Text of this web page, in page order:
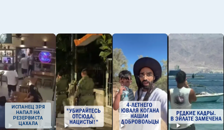
ИСПАНЕЦ ЗРЯ
НАПАЛ НА
РЕЗЕРВИСТА
ЦАХАЛА